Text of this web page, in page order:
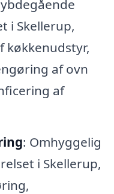
i Skellerup,
køkkenudstyr,
af ovn
af
: Omhyggelig
i Skellerup,